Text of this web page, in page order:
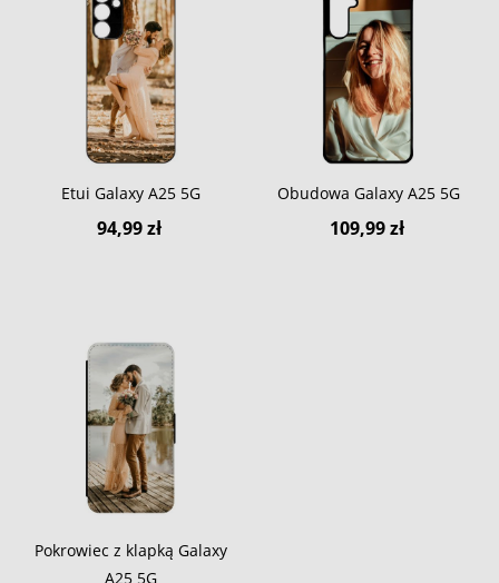
Etui Galaxy A25 5G
94,99 zł
Obudowa Galaxy A25 5G
109,99 zł
Pokrowiec z klapką Galaxy
A25 5G